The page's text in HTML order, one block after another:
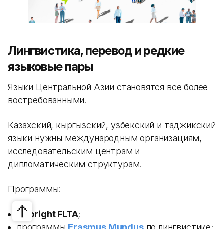
Лингвистика, перевод и редкие
языковые пары
Языки Центральной Азии становятся все более
востребованными.
Казахский, кыргызский, узбекский и таджикский
языки нужны международным организациям,
исследовательским центрам и
дипломатическим структурам.
Программы:
Fulbright FLTA;